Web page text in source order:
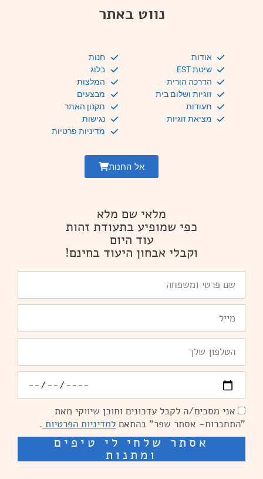
נווט באתר
אודות
שיטת EST
הדרכה הורית
זוגיות ושלום בית
תעודות
מציאת זוגיות
חנות
בלוג
המלצות
מבצעים
תקנון האתר
נגישות
מדיניות פרטיות
אל החנות
מלאי שם מלא
כפי שמופיע בתעודת זהות
עוד היום
וקבלי אבחון היעוד בחינם!
פרטי
ומשפחה
הסכמהאני מסכים/ה לקבל עדכונים ותוכן שיווקי מאת
"התחברות- אסתר שפר" בהתאם למדיניות הפרטיות .
אסתר שלחי לי טיפים
ומתנות